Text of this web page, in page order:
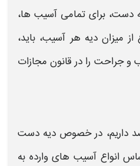
دست، برای تمامی آسیب ها،
میزان دیه هر آسیب، باید،
و جراحت را در قانون مجازات
داریم، در خصوص دیه دست
انواع آسیب های وارده به